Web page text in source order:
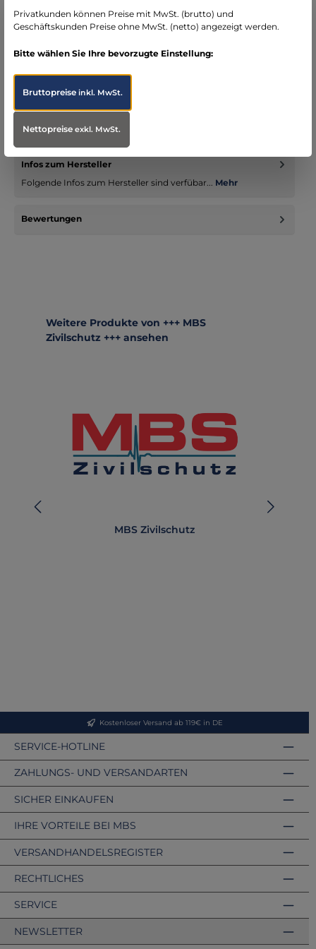
seit über 15 Jahren kompetenter Partner im
Bereich Notfallmedizin
Beschreibung
a
Infos zum Hersteller
Folgende Infos zum Hersteller sind verfübar... Mehr
Bewertungen
Produktgalerie überspringen
Weitere Produkte von +++ MBS
Zivilschutz +++ ansehen
MBS Zivilschutz
Kostenloser Versand ab 119€ in DE
SERVICE-HOTLINE
ZAHLUNGS- UND VERSANDARTEN
VERSANDHANDELSREGISTER
SICHER EINKAUFEN
IHRE VORTEILE BEI MBS
RECHTLICHES
SERVICE
NEWSLETTER
Privatkunden können Preise mit MwSt. (brutto) und
Geschäftskunden Preise ohne MwSt. (netto) angezeigt werden.
Bitte wählen Sie Ihre bevorzugte Einstellung:
Bruttopreiseinkl. MwSt.
Nettopreiseexkl. MwSt.